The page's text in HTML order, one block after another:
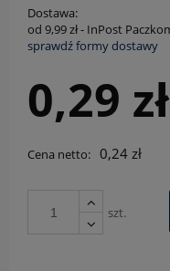
Dostawa:
od 9,99 zł- InPost
Cena nie zawiera
sprawdź formy dostawy
0,29 zł
Cena netto: 0,24 zł
szt.